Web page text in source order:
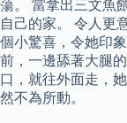
蕩。 當拿出三文魚
自己的家。 令人更
個小驚喜，令她印
前，一邊舔著大腿
口，就往外面走，
然不為所動。